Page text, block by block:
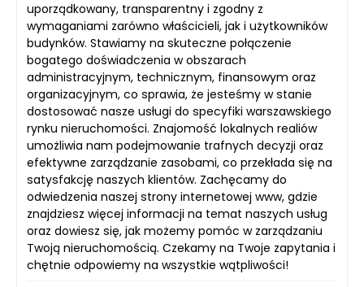
uporządkowany, transparentny i zgodny z
wymaganiami zarówno właścicieli, jak i użytkowników
budynków. Stawiamy na skuteczne połączenie
bogatego doświadczenia w obszarach
administracyjnym, technicznym, finansowym oraz
organizacyjnym, co sprawia, że jesteśmy w stanie
dostosować nasze usługi do specyfiki warszawskiego
rynku nieruchomości. Znajomość lokalnych realiów
umożliwia nam podejmowanie trafnych decyzji oraz
efektywne zarządzanie zasobami, co przekłada się na
satysfakcję naszych klientów. Zachęcamy do
odwiedzenia naszej strony internetowej www, gdzie
znajdziesz więcej informacji na temat naszych usług
oraz dowiesz się, jak możemy pomóc w zarządzaniu
Twoją nieruchomością. Czekamy na Twoje zapytania i
chętnie odpowiemy na wszystkie wątpliwości!